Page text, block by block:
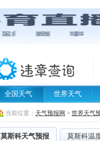
全国天气 世界天气
当前位置： 天气预报网 > 世界天气
莫斯科天气预报 莫斯科温